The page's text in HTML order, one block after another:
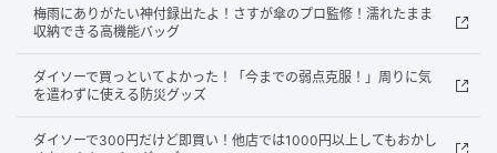
梅雨にありがたい神付録出たよ！さすが傘のプロ監修！濡れたまま
収納できる高機能バッグ
ダイソーで買っといてよかった！「今までの弱点克服！」周りに気
を遣わずに使える防災グッズ
ダイソーで300円だけど即買い！他店では1000円以上してもおかし